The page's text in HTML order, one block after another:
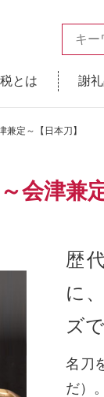
とは 謝
兼定～【日本刀】
会津兼
歴
に
ズ
名刀
だ）。